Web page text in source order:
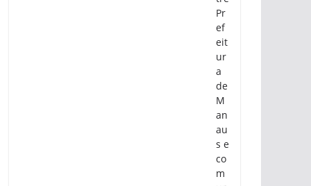
Pr
ef
eit
ur
a
de
M
an
au
s e
co
m